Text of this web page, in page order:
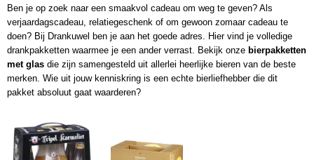
Ben je op zoek naar een smaakvol cadeau om weg te geven? Als
verjaardagscadeau, relatiegeschenk of om gewoon zomaar cadeau te
doen? Bij Drankuwel ben je aan het goede adres. Hier vind je volledige
drankpakketten waarmee je een ander verrast. Bekijk onze bierpakketten
met glas die zijn samengesteld uit allerlei heerlijke bieren van de beste
merken. Wie uit jouw kenniskring is een echte bierliefhebber die dit
pakket absoluut gaat waarderen?